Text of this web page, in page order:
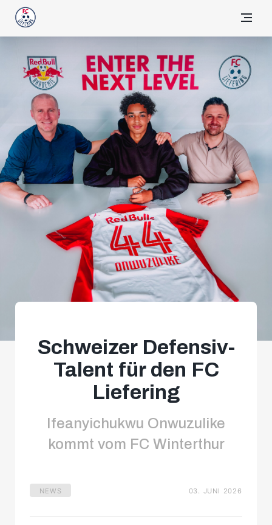
Schweizer Defensiv-
Talent für den FC
Liefering
Ifeanyichukwu Onwuzulike
kommt vom FC Winterthur
NEWS 03. JUNI 2026